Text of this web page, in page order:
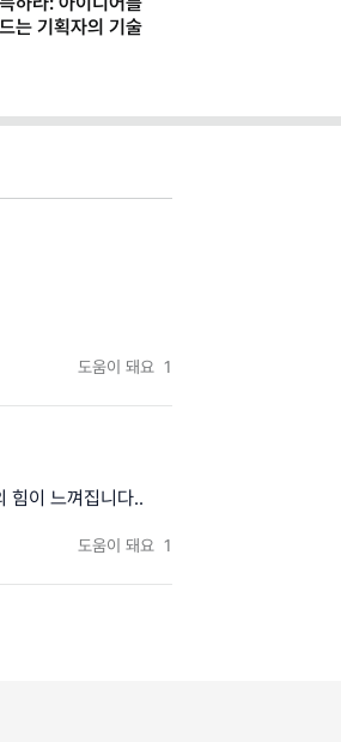
는 기획자의 기술
도움이 돼요 1
힘이 느껴집니다..
도움이 돼요 1